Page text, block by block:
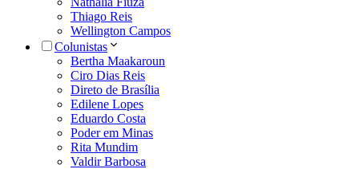
Thiago Reis
Wellington Campos
Colunistas
Bertha Maakaroun
Ciro Dias Reis
Direto de Brasília
Edilene Lopes
Eduardo Costa
Poder em Minas
Rita Mundim
Valdir Barbosa